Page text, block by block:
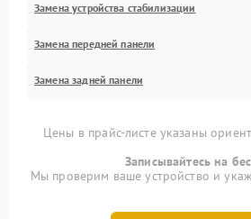
Замена устройства стабилизации
Замена передней панели
Замена задней панели
Цены в прайс-листе указаны
Записывайтесь на
Мы проверим ваше устройство и